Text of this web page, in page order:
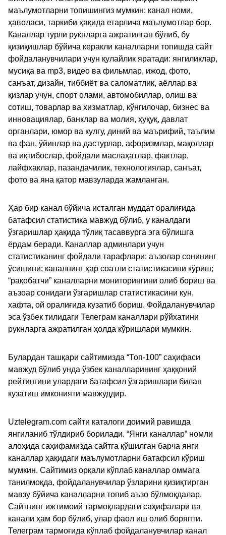
маълумотларни топишингиз мумкин: канал номи,
ҳаволаси, таркиби ҳақида етарлича маълумотлар бор.
Каналлар турли рукнларга ажратилган бўлиб, бу
қизиқишлар бўйича керакли каналларни топишда сайт
фойдаланувчилари учун қулайлик яратади: янгиликлар,
мусиқа ва mp3, видео ва фильмлар, ижод, фото,
санъат, дизайн, тиббиёт ва саломатлик, аёллар ва
қизлар учун, спорт олами, автомобиллар, олиш ва
сотиш, товарлар ва хизматлар, кўнгилочар, бизнес ва
инновациялар, банклар ва молия, ҳуқуқ, давлат
органлари, юмор ва кулгу, диний ва маърифий, таълим
ва фан, ўйинлар ва дастурлар, афоризмлар, мақоллар
ва иқтибослар, фойдали маслаҳатлар, фактлар,
лайфхаклар, пазандачилик, технологиялар, санъат,
фото ва яна қатор мавзуларда жамланган.
Ҳар бир канал бўйича исталган муддат оралиғида
батафсил статистика мавжуд бўлиб, у каналдаги
ўзгаришлар ҳақида тўлиқ тасаввурга эга бўлишга
ёрдам беради. Каналлар админлари учун
статистиканинг фойдали тарафлари: аъзолар сонининг
ўсишини; каналнинг ҳар соатли статистикасини кўриш;
“рақобатчи” каналларни мониторингини олиб бориш ва
аъзоар сонидаги ўзгаришлар статистикасини кун,
хафта, ой оралиғида кузатиб бориш. Фойдаланувчилар
эса ўзбек тилидаги Телеграм каналлари рўйхатини
рукнларга ажратилган ҳолда кўришлари мумкин.
Булардан ташқари сайтимизда “Топ-100” саҳифаси
мавжуд бўлиб унда ўзбек каналларининг ҳаққоний
рейтингини улардаги батафсил ўзгаришлари билан
кузатиш имконияти мавжуддир.
Uztelegram.com сайти каталоги доимий равишда
янгиланиб тўлдириб борилади. “Янги каналлар” номли
алоҳида саҳифамизда сайтга қўшилган барча янги
каналлар ҳақидаги маълумотларни батафсил кўриш
мумкин. Сайтимиз орқали кўплаб каналлар оммага
танилмоқда, фойдаланувчилар ўзларини қизиқтирган
мавзу бўйича каналларни топиб аъзо бўлмоқдалар.
Сайтнинг ижтимоий тармоқлардаги саҳифалари ва
канали ҳам бор бўлиб, улар фаол иш олиб боряпти.
Телеграм тармоғида кўплаб фойдаланувчилар канал